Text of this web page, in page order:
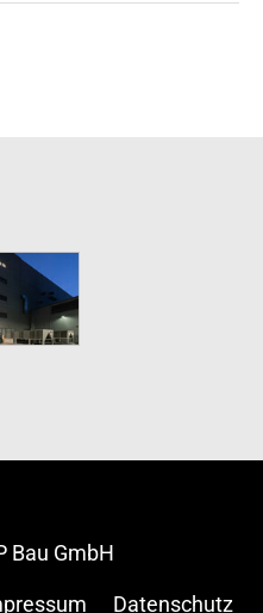
Bau GmbH
Datenschutz